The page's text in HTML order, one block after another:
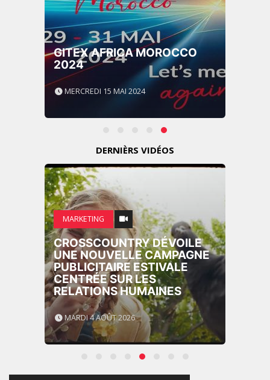
GITEX AFRICA MOROCCO
2024
MERCREDI 15 MAI 2024
DERNIÈRS VIDÉOS
MARKETING
CROSSCOUNTRY DÉVOILE
UNE NOUVELLE CAMPAGNE
PUBLICITAIRE ESTIVALE
CENTRÉE SUR LES
RELATIONS HUMAINES
MARDI 4 AOÛT 2026